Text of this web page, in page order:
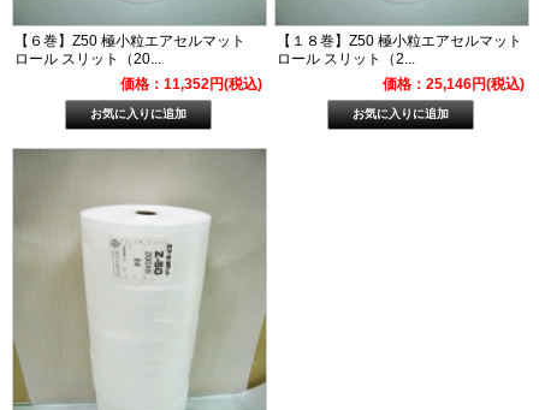
【６巻】Z50 極小粒エアセルマット
ロール スリット（20...
価格：11,352円(税込)
【１８巻】Z50 極小粒エアセルマット
ロール スリット（2...
価格：25,146円(税込)